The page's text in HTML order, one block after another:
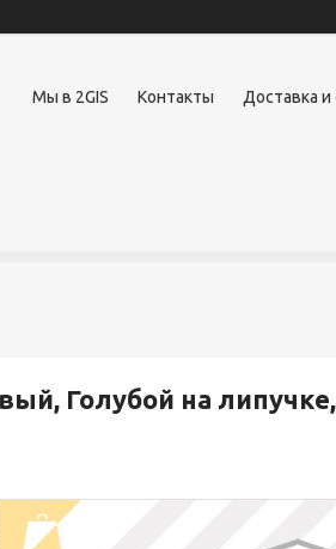
Мы в 2GIS Контакты Доставка и
Голубой на